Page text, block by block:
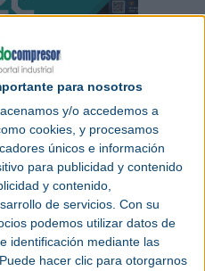
para nosotros
y/o accedemos a
cookies, y procesamos
únicos e información
para publicidad y contenido
y contenido,
de servicios. Con su
podemos utilizar datos de
identificación mediante las
hacer clic para otorgarnos